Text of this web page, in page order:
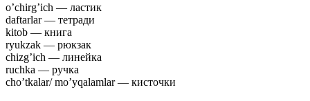
o’chirg’ich — ластик
daftarlar — тетради
kitob — книга
ryukzak — рюкзак
chizg’ich — линейка
ruchka — ручка
cho’tkalar/ mo’yqalamlar — кисточки